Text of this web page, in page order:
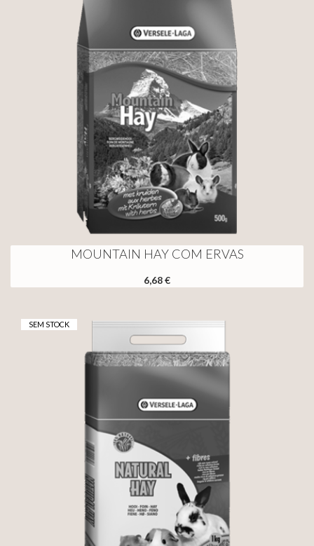
MOUNTAIN HAY COM ERVAS
6,68 €
SEM STOCK